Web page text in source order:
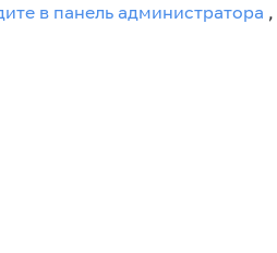
в панель администратора